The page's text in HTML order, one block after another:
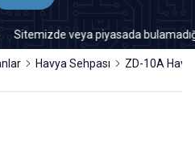
veya piyasada
Havya Sehpası ZD-10A